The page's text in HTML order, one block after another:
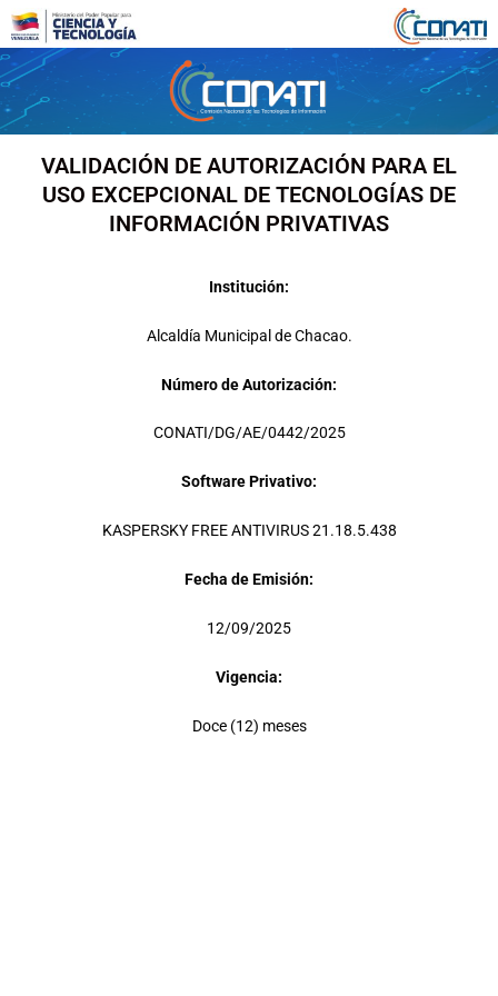
contenido
VALIDACIÓN DE AUTORIZACIÓN PARA EL
USO EXCEPCIONAL DE TECNOLOGÍAS DE
INFORMACIÓN PRIVATIVAS
Institución:
Alcaldía Municipal de Chacao.
Número de Autorización:
CONATI/DG/AE/0442/2025
Software Privativo:
KASPERSKY FREE ANTIVIRUS 21.18.5.438
Fecha de Emisión:
12/09/2025
Vigencia:
Doce (12) meses